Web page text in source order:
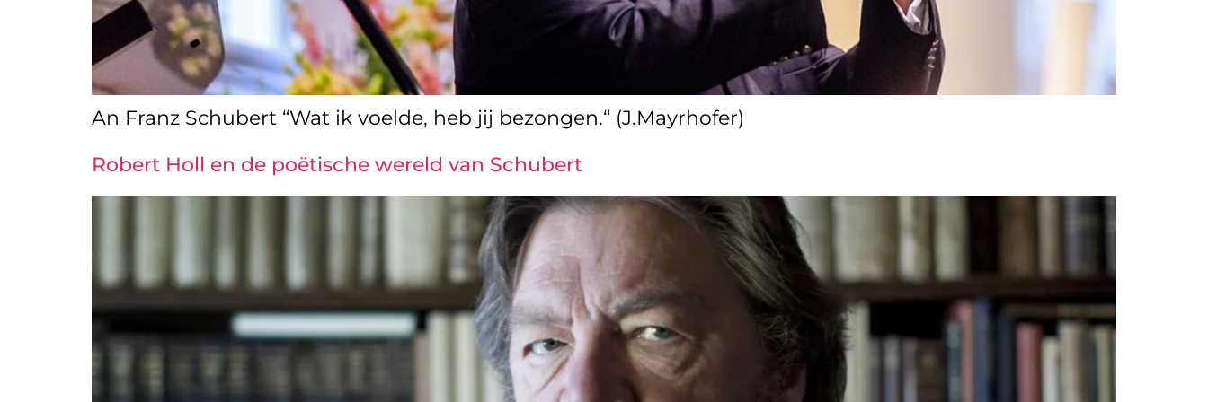
An Franz Schubert “Wat ik voelde, heb jij bezongen.“ (J.Mayrhofer)
Robert Holl en de poëtische wereld van Schubert